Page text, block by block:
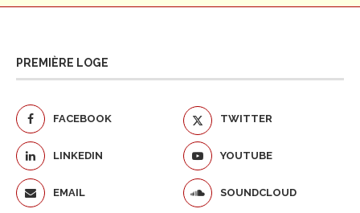
PREMIÈRE LOGE
FACEBOOK TWITTER
LINKEDIN YOUTUBE
EMAIL SOUNDCLOUD